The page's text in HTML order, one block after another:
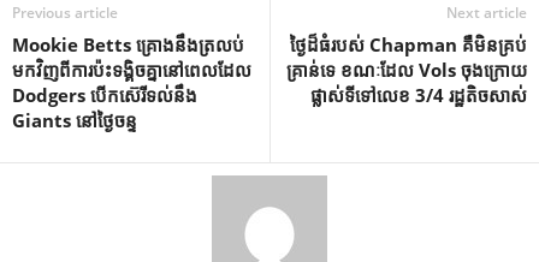
Previous article
Mookie Betts គ្រោងនឹងត្រលប់
មកវិញពីការប៉ះទង្គិចគ្នានៅពេលដែល
Dodgers បើកស៊េរីទល់នឹង
Giants នៅថ្ងៃចន្ទ
Next article
ថ្ងៃដ៏ធំរបស់ Chapman គឺមិនគ្រប់
គ្រាន់ទេ ខណៈដែល Vols ចុងក្រោយ
ផ្លាស់ទីទៅលេខ 3/4 រដ្ឋតិចសាស់